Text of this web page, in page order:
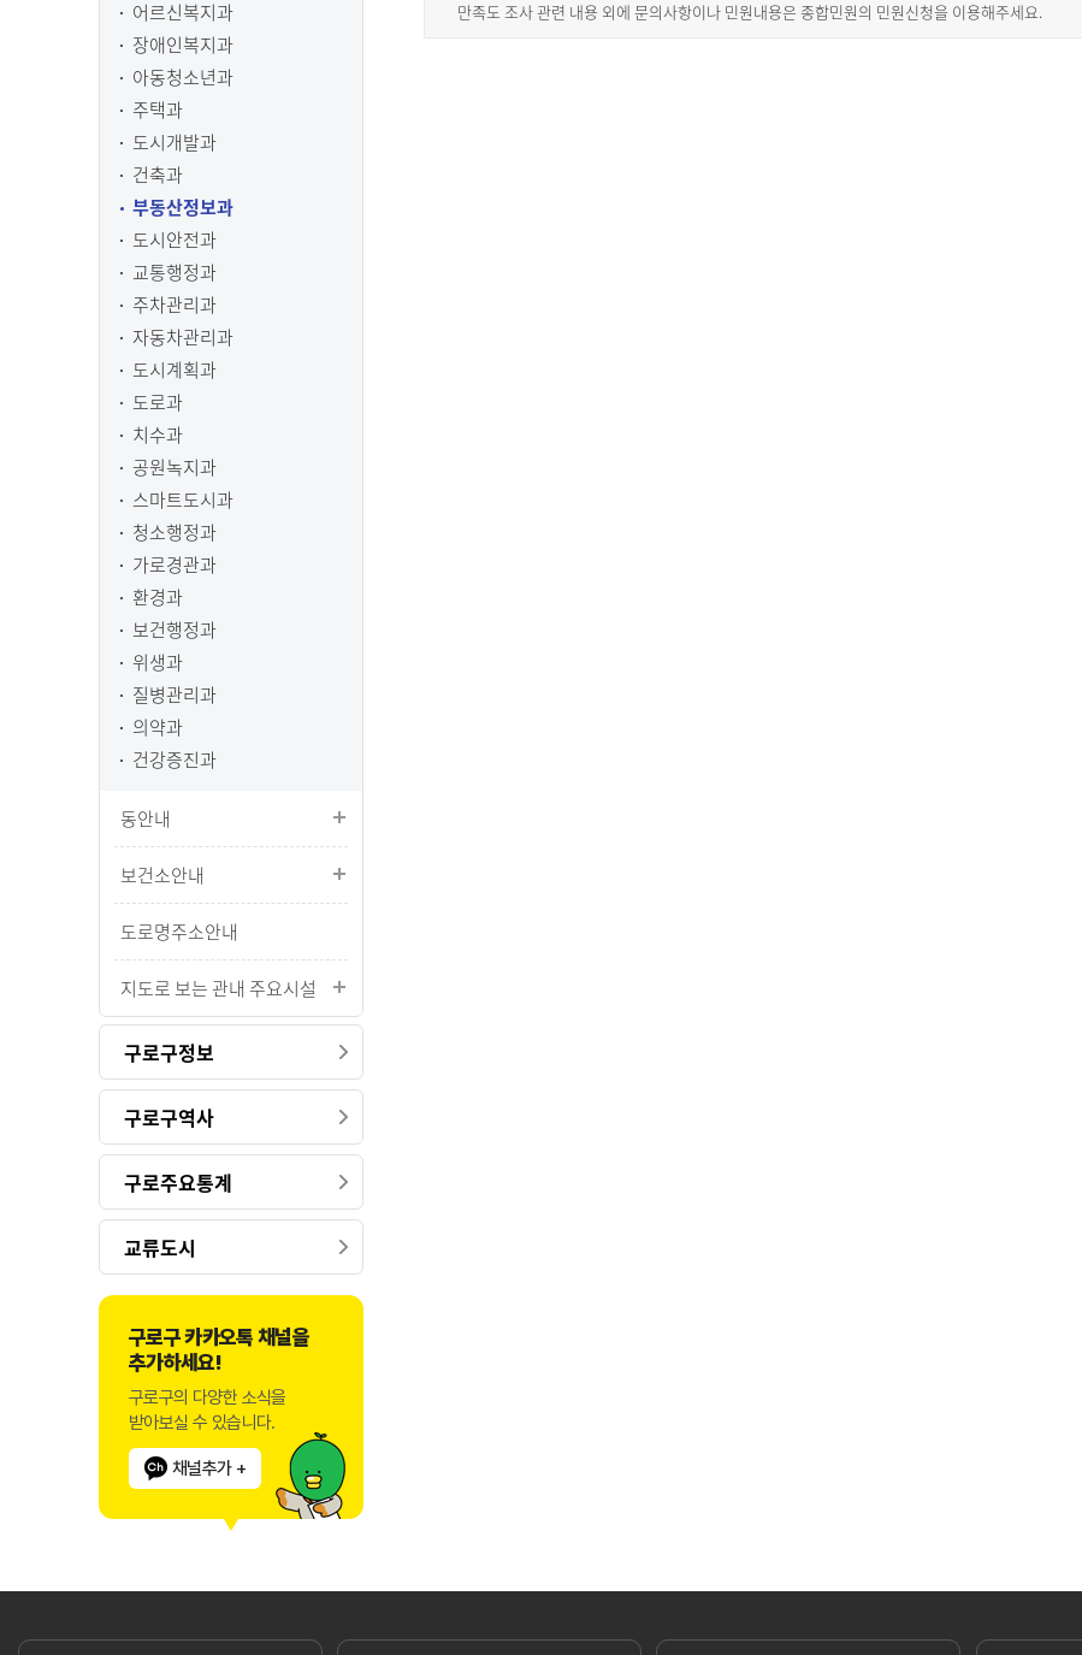
어르신복지과
장애인복지과
아동청소년과
주택과
도시개발과
건축과
부동산정보과
도시안전과
교통행정과
주차관리과
자동차관리과
도시계획과
도로과
치수과
공원녹지과
스마트도시과
청소행정과
가로경관과
환경과
보건행정과
위생과
질병관리과
의약과
건강증진과
동안내
보건소안내
도로명주소안내
지도로 보는 관내 주요시설
구로구정보
구로구역사
구로주요통계
교류도시
구로구 카카오톡 채널을
추가하세요!
구로구의 다양한 소식을
받아보실 수 있습니다.
채널추가 +
만족도 조사 관련 내용 외에 문의사항이나 민원내용은 종합민원의 민원신청을 이용해주세요.